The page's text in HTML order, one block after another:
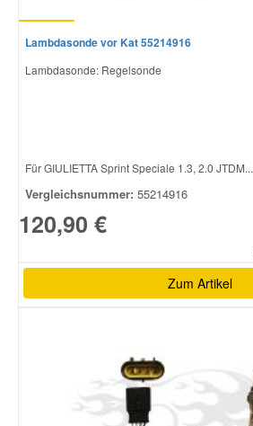
Lambdasonde vor Kat 55214916
Lambdasonde: Regelsonde
Für GIULIETTA Sprint Speciale 1.3, 2.0 JTDM...
Vergleichsnummer: 55214916
120,90 €
Zum Artikel